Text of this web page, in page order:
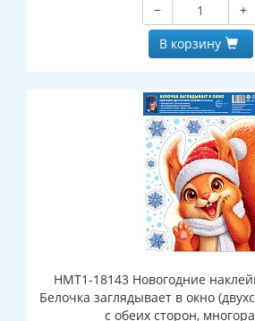
−
+
В корзину
НМТ1-18143 Новогодние
Белочка заглядывает в окно
с обеих сторон,